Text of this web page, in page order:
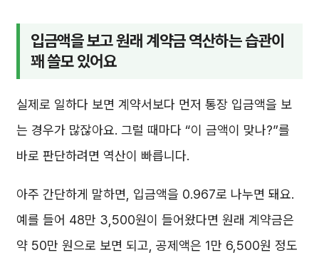
입금액을 보고 원래 계약금 역산하는 습관이
꽤 쓸모 있어요
실제로 일하다 보면 계약서보다 먼저 통장 입금액을 보
는 경우가 많잖아요. 그럴 때마다 “이 금액이 맞나?”를
바로 판단하려면 역산이 빠릅니다.
아주 간단하게 말하면, 입금액을 0.967로 나누면 돼요.
예를 들어 48만 3,500원이 들어왔다면 원래 계약금은
약 50만 원으로 보면 되고, 공제액은 1만 6,500원 정도